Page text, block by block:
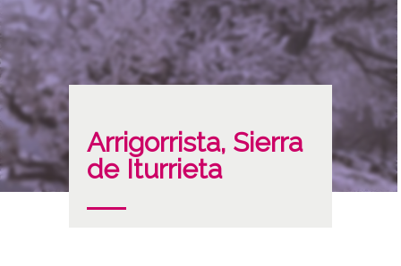
Arrigorrista, Sierra
de Iturrieta